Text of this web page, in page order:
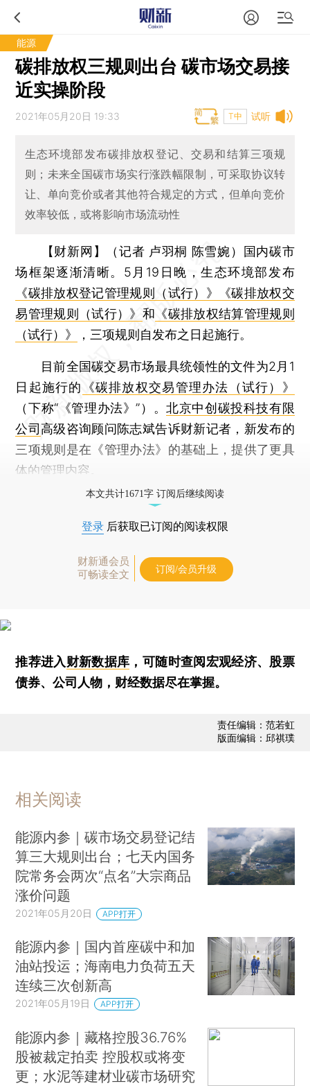
能源
碳排放权三规则出台 碳市场交易接
近实操阶段
试听
2021年05月20日 19:33 T中
生态环境部发布碳排放权登记、交易和结算三项规
则；未来全国碳市场实行涨跌幅限制，可采取协议转
让、单向竞价或者其他符合规定的方式，但单向竞价
效率较低，或将影响市场流动性
【财新网】（记者 卢羽桐 陈雪婉）
国内碳市
场框架逐渐清晰。5月19日晚，生态环境部发布
《碳排放权登记管理规则（试行）》
《碳排放权交
易管理规则（试行）》 和 《碳排放权结算管理规则
（试行）》
，三项规则自发布之日起施行。
目前全国碳交易市场最具统领性的文件为2月1
日起施行的
《碳排放权交易管理办法（试行）》
（下称“《管理办法》”）。北京中创碳投科技有限
公司高级咨询顾问陈志斌告诉财新记者，新发布的
三项规则是在《管理办法》的基础上，提供了更具
体的管理内容。
本文共计1671字 订阅后继续阅读
登录 后获取已订阅的阅读权限
财新通会员
可畅读全文
订阅/会员升级
推荐进入财新数据库 ，可随时查阅宏观经济、股票
债券、公司人物，财经数据尽在掌握。
责任编辑：范若虹
版面编辑：邱祺璞
相关阅读
能源内参｜碳市场交易登记结
算三大规则出台；七天内国务
院常务会两次“点名”大宗商品
涨价问题
2021年05月20日 APP打开
能源内参｜国内首座碳中和加
油站投运；海南电力负荷五天
连续三次创新高
2021年05月19日 APP打开
能源内参｜藏格控股36.76%
股被裁定拍卖 控股权或将变
更；水泥等建材业碳市场研究